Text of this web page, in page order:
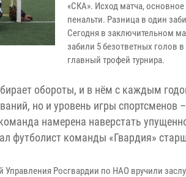
«СКА». Исход матча,
пенальти. Разница в один
Сегодня в заключительном
забили 5 безответных голов
главный трофей турнира.
обороты, и в нём с каждым
но и уровень игры
намерена наверстать
футболист команды «Гвардия»
Управления Росгвардии по НАО вручили